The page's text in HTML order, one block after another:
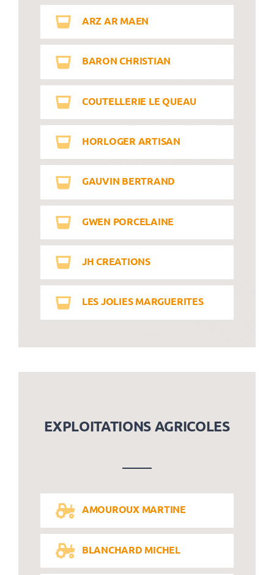
ARZ AR MAEN
BARON CHRISTIAN
COUTELLERIE LE QUEAU
HORLOGER ARTISAN
GAUVIN BERTRAND
GWEN PORCELAINE
JH CREATIONS
LES JOLIES MARGUERITES
EXPLOITATIONS AGRICOLES
AMOUROUX MARTINE
BLANCHARD MICHEL